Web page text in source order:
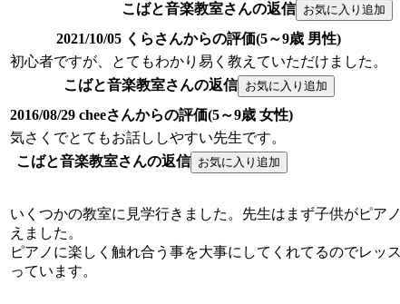
こばと音楽教室さんの返信
2021/10/05 くらさんからの評価(5～9歳 男性)
初心者ですが、とてもわかり易く教えていただけました。
こばと音楽教室さんの返信
2016/08/29 cheeさんからの評価(5～9歳 女性)
気さくでとてもお話ししやすい先生です。
こばと音楽教室さんの返信
いくつかの教室に見学行きました。先生はまず子供がピア
えました。
ピアノに楽しく触れ合う事を大事にしてくれてるのでレ
っています。